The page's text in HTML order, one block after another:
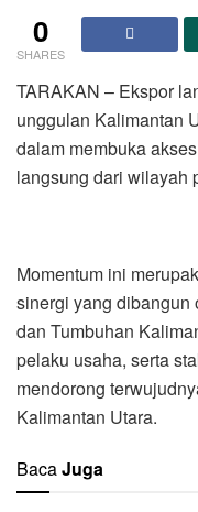
0
SHARES
TARAKAN – Ekspor
unggulan Kalimantan
dalam membuka
langsung dari wilayah
Momentum ini
sinergi yang dibangun
dan Tumbuhan
pelaku usaha, serta
mendorong
Kalimantan Utara.
BacaJuga